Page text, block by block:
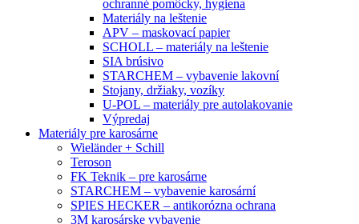
ochranné pomôcky, hygiena
Materiály na leštenie
APV – maskovací papier
SCHOLL – materiály na leštenie
SIA brúsivo
STARCHEM – vybavenie lakovní
Stojany, držiaky, vozíky
U-POL – materiály pre autolakovanie
Výpredaj
Materiály pre karosárne
Wieländer + Schill
Teroson
FK Teknik – pre karosárne
STARCHEM – vybavenie karosární
SPIES HECKER – antikorózna ochrana
3M karosárske vybavenie